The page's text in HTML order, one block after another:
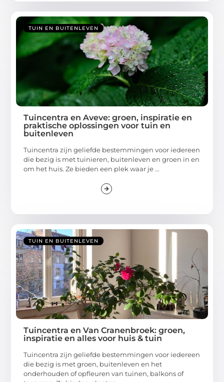
TUIN EN BUITENLEVEN
Tuincentra en Aveve: groen, inspiratie en
praktische oplossingen voor tuin en
buitenleven
Tuincentra zijn geliefde bestemmingen voor iedereen
die bezig is met tuinieren, buitenleven en groen in en
om het huis. Ze bieden een plek waar je ...
TUIN EN BUITENLEVEN
Tuincentra en Van Cranenbroek: groen,
inspiratie en alles voor huis & tuin
Tuincentra zijn geliefde bestemmingen voor iedereen
die bezig is met groen, buitenleven en het
onderhouden of opfleuren van tuinen, balkons of